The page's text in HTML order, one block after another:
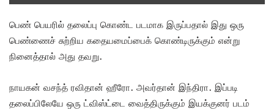
பெண் பெயரில் தலைப்பு கொண்ட படமாக இருப்பதால் இது ஒரு
பெண்ணைச் சுற்றிய கதையமைப்பைக் கொண்டிருக்கும் என்று
நினைத்தால் அது தவறு.
நாயகன் வசந்த் ரவிதான் ஹீரோ. அவர்தான் இந்திரா. இப்படி
தலைப்பிலேயே ஒரு ட்விஸ்ட்டை வைத்திருக்கும் இயக்குனர் படம்